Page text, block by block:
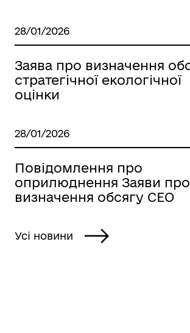
28/01/2026
Заява про визначення
стратегічної екологічної
оцінки
28/01/2026
Повідомлення про
оприлюднення Заяви про
визначення обсягу СЕО
Усі новини